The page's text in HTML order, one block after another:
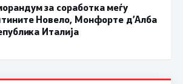
за соработка меѓу
Новело, Монфорте д’Алба
Италија